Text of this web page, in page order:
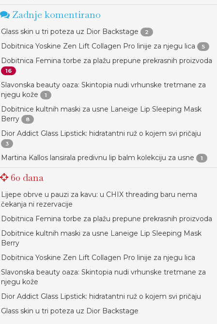
Zadnje komentirano
Glass skin u tri poteza uz Dior Backstage 2
Dobitnica Yoskine Zen Lift Collagen Pro linije za njegu lica 5
Dobitnica Femina torbe za plažu prepune prekrasnih proizvoda
16
Slavonska beauty oaza: Skintopia nudi vrhunske tretmane za
njegu kože
1
Dobitnice kultnih maski za usne Laneige Lip Sleeping Mask
Berry
8
Dior Addict Glass Lipstick: hidratantni ruž o kojem svi pričaju
3
Martina Kallos lansirala predivnu lip balm kolekciju za usne 1
60 dana
Lijepe obrve u pauzi za kavu: u CHIX threading baru nema
čekanja ni rezervacije
Dobitnica Femina torbe za plažu prepune prekrasnih proizvoda
Dobitnice kultnih maski za usne Laneige Lip Sleeping Mask
Berry
Dobitnica Yoskine Zen Lift Collagen Pro linije za njegu lica
Slavonska beauty oaza: Skintopia nudi vrhunske tretmane za
njegu kože
Dior Addict Glass Lipstick: hidratantni ruž o kojem svi pričaju
Glass skin u tri poteza uz Dior Backstage